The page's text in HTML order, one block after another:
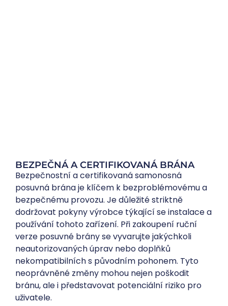
BEZPEČNÁ A CERTIFIKOVANÁ BRÁNA
Bezpečnostní a certifikovaná samonosná
posuvná brána je klíčem k bezproblémovému a
bezpečnému provozu. Je důležité striktně
dodržovat pokyny výrobce týkající se instalace a
používání tohoto zařízení. Při zakoupení ruční
verze posuvné brány se vyvarujte jakýchkoli
neautorizovaných úprav nebo doplňků
nekompatibilních s původním pohonem. Tyto
neoprávněné změny mohou nejen poškodit
bránu, ale i představovat potenciální riziko pro
uživatele.